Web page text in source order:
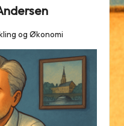
og Økonomi